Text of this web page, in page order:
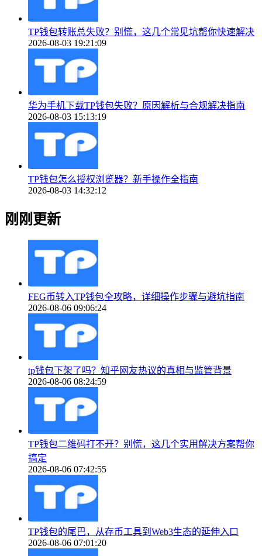
TP钱包转账总失败？别慌，这几个常见坑帮你快速解决
2026-08-03 19:21:09
华为手机下载TP钱包失败？原因解析与合规解决指南
2026-08-03 15:13:19
TP钱包怎么授权浏览器？新手操作全指南
2026-08-03 14:32:12
刚刚更新
FEG币转入TP钱包全攻略，详细操作步骤与避坑指南
2026-08-06 09:06:24
tp钱包下架了吗？知乎网友热议的真相与监管背景
2026-08-06 08:24:59
TP钱包二维码打不开？别慌，这几个实用解决方案帮你
搞定
2026-08-06 07:42:55
TP钱包的尾巴，从存币工具到Web3生态的延伸入口
2026-08-06 07:01:20